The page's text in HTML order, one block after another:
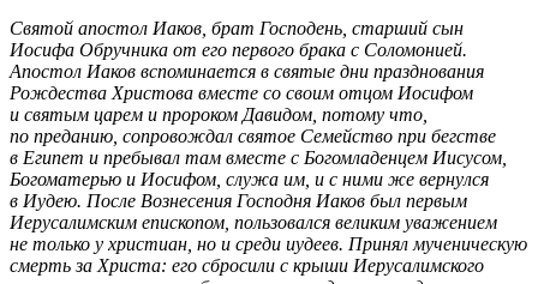
Святой апостол Иаков, брат Господень, старший сын
Иосифа Обручника от его первого брака с Соломонией.
Апостол Иаков вспоминается в святые дни празднования
Рождества Христова вместе со своим отцом Иосифом
и святым царем и пророком Давидом, потому что,
по преданию, сопровождал святое Семейство при бегстве
в Египет и пребывал там вместе с Богомладенцем Иисусом,
Богоматерью и Иосифом, служа им, и с ними же вернулся
в Иудею. После Вознесения Господня Иаков был первым
Иерусалимским епископом, пользовался великим уважением
не только у христиан, но и среди иудеев. Принял мученическую
смерть за Христа: его сбросили с крыши Иерусалимского